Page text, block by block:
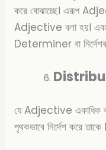
করে বোঝাচ্ছে। এরূপ
Adjective বলা হয়।
Determiner বা
যে Adjective একাধিক
পৃথকভাবে নির্দেশ করে